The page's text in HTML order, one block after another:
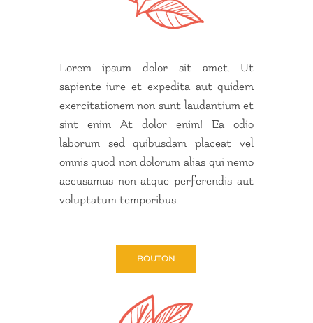
Lorem ipsum dolor sit amet. Ut
sapiente iure et expedita aut quidem
exercitationem non sunt laudantium et
sint enim At dolor enim! Ea odio
laborum sed quibusdam placeat vel
omnis quod non dolorum alias qui nemo
accusamus non atque perferendis aut
voluptatum temporibus.
BOUTON